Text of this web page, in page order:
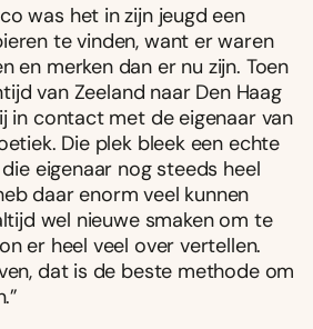
was het in zijn jeugd een
te vinden, want er waren
en merken dan er nu zijn. Toen
van Zeeland naar Den Haag
in contact met de eigenaar van
Die plek bleek een echte
eigenaar nog steeds heel
daar enorm veel kunnen
wel nieuwe smaken om te
er heel veel over vertellen.
dat is de beste methode om